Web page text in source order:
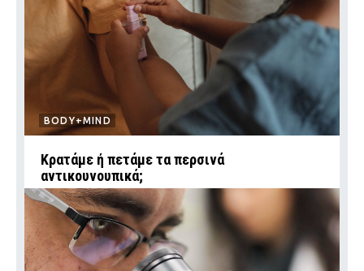
BODY+MIND
Κρατάμε ή πετάμε τα περσινά
αντικουνουπικά;